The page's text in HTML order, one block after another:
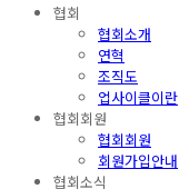
협회
협회소개
연혁
조직도
업사이클이란
협회회원
협회회원
회원가입안내
협회소식